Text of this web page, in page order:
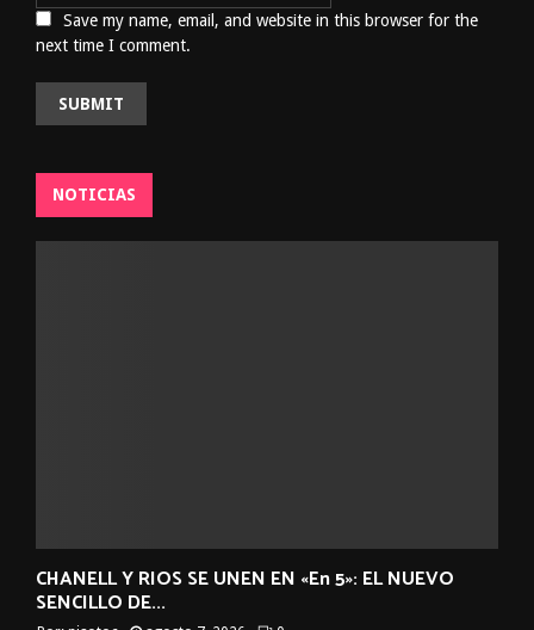
Save my name, email, and website in this browser for the
next time I comment.
NOTICIAS
CHANELL Y RIOS SE UNEN EN «En 5»: EL NUEVO
SENCILLO DE...